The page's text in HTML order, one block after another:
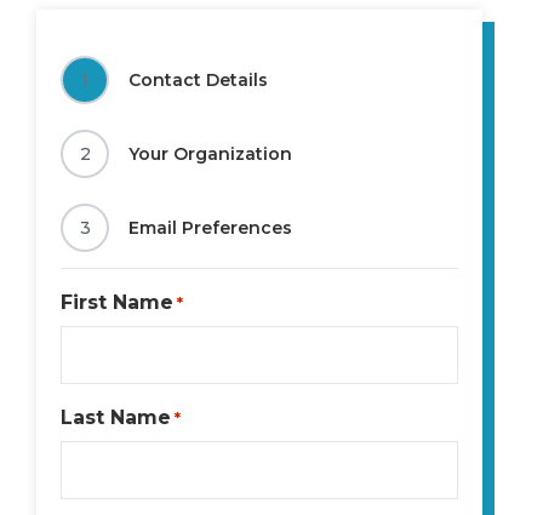
1 Contact Details
2 Your Organization
3 Email Preferences
First Name *
Last Name *